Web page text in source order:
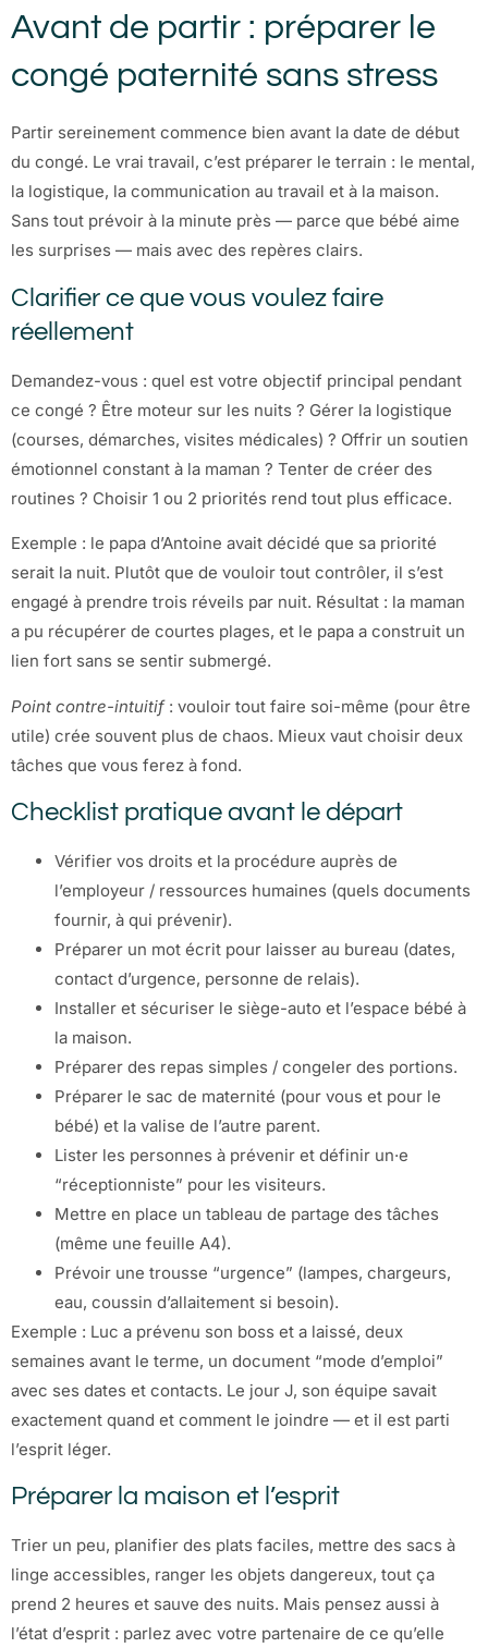
Avant de partir : préparer le
congé paternité sans stress
Partir sereinement commence bien avant la date de début
du congé. Le vrai travail, c’est préparer le terrain : le mental,
la logistique, la communication au travail et à la maison.
Sans tout prévoir à la minute près — parce que bébé aime
les surprises — mais avec des repères clairs.
Clarifier ce que vous voulez faire
réellement
Demandez-vous : quel est votre objectif principal pendant
ce congé ? Être moteur sur les nuits ? Gérer la logistique
(courses, démarches, visites médicales) ? Offrir un soutien
émotionnel constant à la maman ? Tenter de créer des
routines ? Choisir 1 ou 2 priorités rend tout plus efficace.
Exemple : le papa d’Antoine avait décidé que sa priorité
serait la nuit. Plutôt que de vouloir tout contrôler, il s’est
engagé à prendre trois réveils par nuit. Résultat : la maman
a pu récupérer de courtes plages, et le papa a construit un
lien fort sans se sentir submergé.
Point contre-intuitif: vouloir tout faire soi-même (pour être
utile) crée souvent plus de chaos. Mieux vaut choisir deux
tâches que vous ferez à fond.
Checklist pratique avant le départ
Vérifier vos droits et la procédure auprès de
l’employeur / ressources humaines (quels documents
fournir, à qui prévenir).
Préparer un mot écrit pour laisser au bureau (dates,
contact d’urgence, personne de relais).
Installer et sécuriser le siège-auto et l’espace bébé à
la maison.
Préparer des repas simples / congeler des portions.
Préparer le sac de maternité (pour vous et pour le
bébé) et la valise de l’autre parent.
Lister les personnes à prévenir et définir un·e
“réceptionniste” pour les visiteurs.
Mettre en place un tableau de partage des tâches
(même une feuille A4).
Prévoir une trousse “urgence” (lampes, chargeurs,
eau, coussin d’allaitement si besoin).
Exemple : Luc a prévenu son boss et a laissé, deux
semaines avant le terme, un document “mode d’emploi”
avec ses dates et contacts. Le jour J, son équipe savait
exactement quand et comment le joindre — et il est parti
l’esprit léger.
Préparer la maison et l’esprit
Trier un peu, planifier des plats faciles, mettre des sacs à
linge accessibles, ranger les objets dangereux, tout ça
prend 2 heures et sauve des nuits. Mais pensez aussi à
l’état d’esprit : parlez avec votre partenaire de ce qu’elle